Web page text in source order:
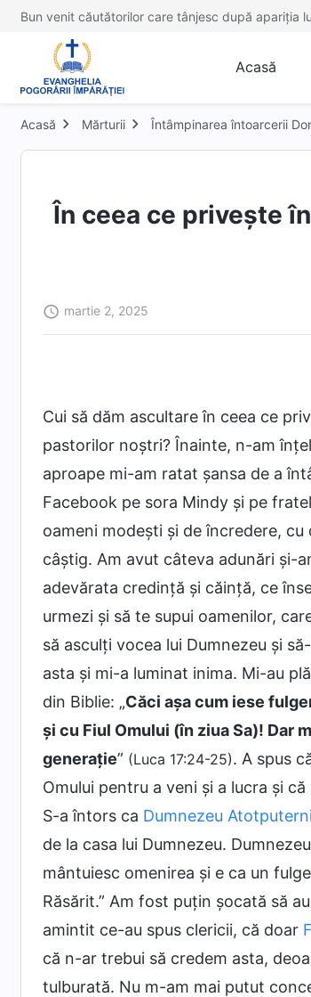
Bun venit căutătorilor care tânjesc după apariția
Acasă
Acasă Mărturii Întâmpinarea întoarcerii
În ceea ce privește
martie 2, 2025
Cui să dăm ascultare în ceea ce
pastorilor noștri? Înainte, n-am
aproape mi-am ratat șansa de a
Facebook pe sora Mindy și pe
oameni modești și de încredere,
câștig. Am avut câteva adunări și-
adevărata credință și căință, ce
urmezi și să te supui oamenilor,
să asculți vocea lui Dumnezeu și
asta și mi-a luminat inima. Mi-au
din Biblie: „Căci aşa cum iese
şi cu Fiul Omului (în ziua Sa)! Dar
generaţie” (Luca 17:24-25). A spus
Omului pentru a veni și a lucra și
S-a întors ca Dumnezeu
de la casa lui Dumnezeu.
mântuiesc omenirea și e ca un
Răsărit.” Am fost puțin șocată să
amintit ce-au spus clericii, că doar
că n-ar trebui să credem asta,
tulburată. Nu m-am mai putut